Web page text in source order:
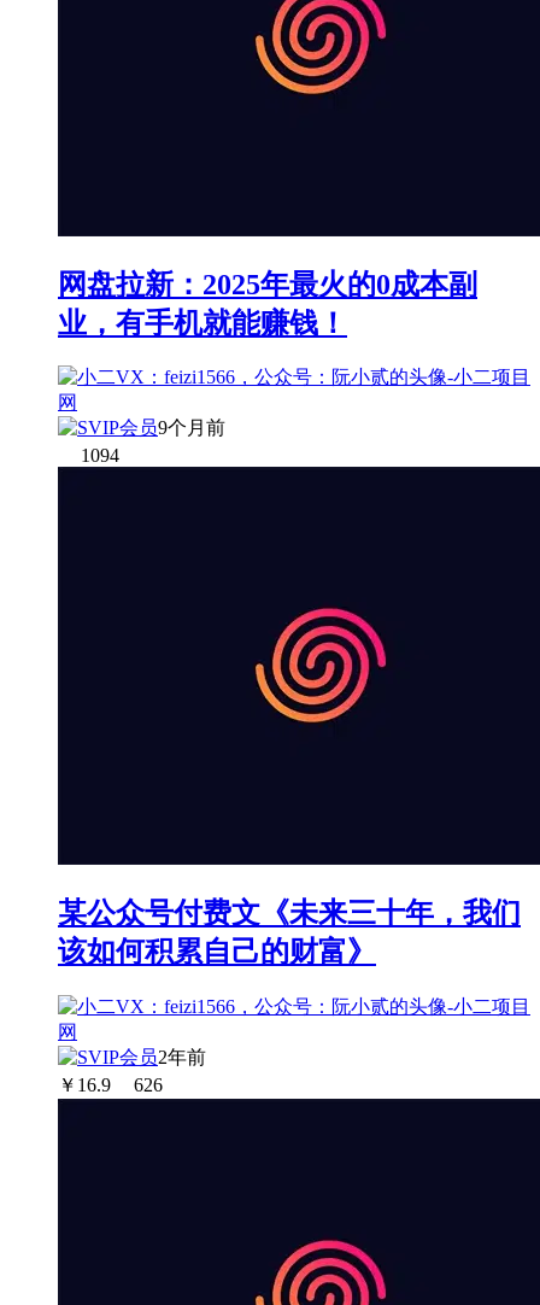
网盘拉新：2025年最火的0成本副
业，有手机就能赚钱！
9个月前
1094
某公众号付费文《未来三十年，我们
该如何积累自己的财富》
2年前
￥ 16.9 626